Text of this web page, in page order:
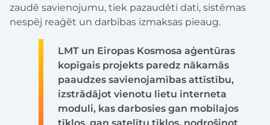
zaudē savienojumu, tiek pazaudēti dati, sistēmas
nespēj reaģēt un darbības izmaksas pieaug.
LMT un Eiropas Kosmosa aģentūras
kopīgais projekts paredz nākamās
paaudzes savienojamības attīstību,
izstrādājot vienotu lietu interneta
moduli, kas darbosies gan mobilajos